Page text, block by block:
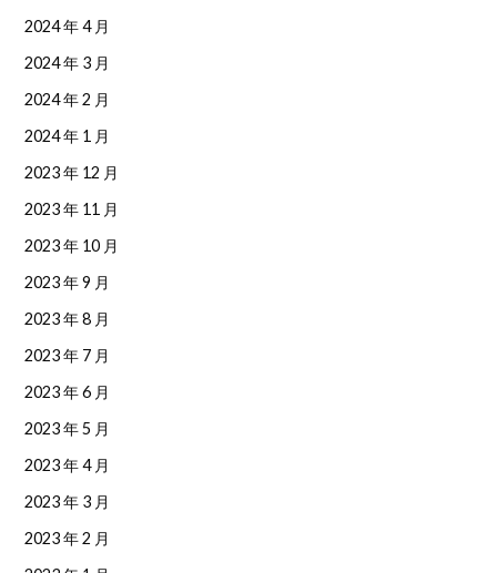
2024 年 4 月
2024 年 3 月
2024 年 2 月
2024 年 1 月
2023 年 12 月
2023 年 11 月
2023 年 10 月
2023 年 9 月
2023 年 8 月
2023 年 7 月
2023 年 6 月
2023 年 5 月
2023 年 4 月
2023 年 3 月
2023 年 2 月